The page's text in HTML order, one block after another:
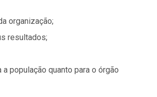
organização;
resultados;
população quanto para o órgão